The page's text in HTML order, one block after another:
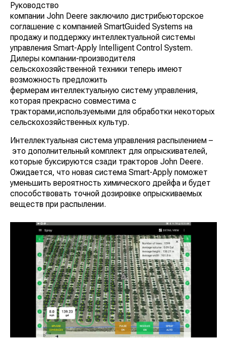
Руководство
компании John Deere заключило дистрибьюторское
соглашение с компанией SmartGuided Systems на
продажу и поддержку интеллектуальной системы
управления Smart-Apply Intelligent Control System.
Дилеры компании-производителя
сельскохозяйственной техники теперь имеют
возможность предложить
фермерам интеллектуальную систему управления,
которая прекрасно совместима с
тракторами,используемыми для обработки некоторых
сельскохозяйственных культур.
Интеллектуальная система управления распылением –
это дополнительный комплект для опрыскивателей,
которые буксируются сзади тракторов John Deere.
Ожидается, что новая система Smart-Apply поможет
уменьшить вероятность химического дрейфа и будет
способствовать точной дозировке опрыскиваемых
веществ при распылении.